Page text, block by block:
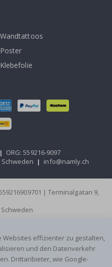
Wandtattoos
Poster
Klebefolie
| ORG: 559216-9097
| info@namly.ch
| Terminalgatan 9,
Websites effizienter zu gestalten,
und den Datenverkehr
Drittanbieter, wie Google-